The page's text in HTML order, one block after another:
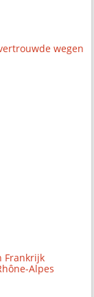
wegen
Frankrijk
Alpes